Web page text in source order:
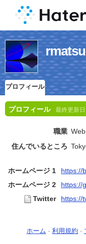
プロフィール
プロフィール 最終更新
職業
住んでいるところ
ホームページ 1
https://
ホームページ 2
https://
Twitter
https://
ホーム - 利用規約 -